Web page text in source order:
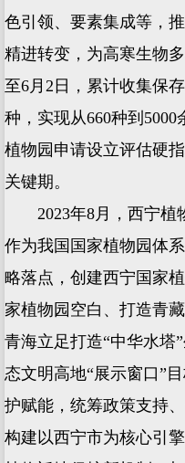
色引领、要素集成等，
精进转变，为高寒生物
至6月2日，累计收集保
种，实现从660种到
植物园申请设立评估硬
关键期。
2023年8月，西宁植
作为我国国家植物园体
略落点，创建西宁国家
家植物园空白、打造青
青海立足打造“中华水塔
态文明高地“展示窗口”
护赋能，统筹政策支持
构建以西宁市为核心引